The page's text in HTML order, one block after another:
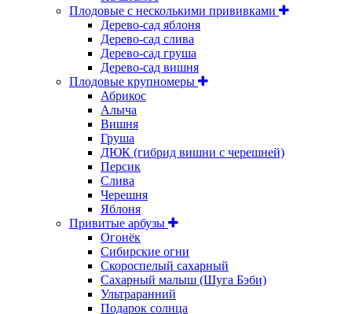
Плодовые с несколькими прививками
Дерево-сад яблоня
Дерево-сад слива
Дерево-сад груша
Дерево-сад вишня
Плодовые крупномеры
Абрикос
Алыча
Вишня
Груша
ДЮК (гибрид вишни с черешней)
Персик
Слива
Черешня
Яблоня
Привитые арбузы
Огонёк
Сибирские огни
Скороспелый сахарный
Сахарный малыш (Шуга Бэби)
Ультраранний
Подарок солнца